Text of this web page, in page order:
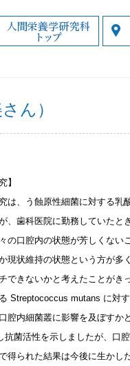
ん）
】
、う蝕原性細菌に対する乳
歯科医院に勤務していたと
の口腔内の状態が芳しくな
現状維持の状態という方が多
きないかと考えたことがき
Streptococcus mutans に対
腔内細菌叢に影響を及ぼすか
菌活性を示しましたが、口
られた結果は今後に生かし